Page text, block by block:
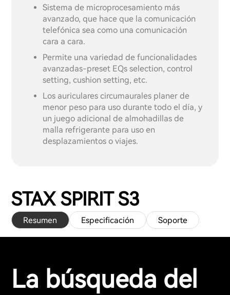
Sistema de microprocesamiento más
avanzado, que hace que la comunicación
telefónica sea como una comunicación
cara a cara.
Permite una variedad de funcionalidades
avanzadas-preset EQs selection, control
setting, cushion setting, etc.
Los auriculares circumaurales planer de
menor peso para uso durante todo el día, y
un juego adicional de almohadillas de
malla refrigerante para uso en
desplazamientos o viajes.
STAX SPIRIT S3
Resumen Especificación Soporte
La búsqueda del